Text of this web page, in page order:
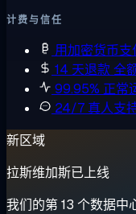
计费与信任
用加密货币支
14 天退款全
99.95% 正常
24/7 真人支
新区域
拉斯维加斯已上线
我们的第 13 个数据中